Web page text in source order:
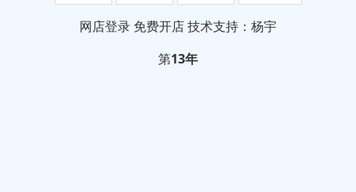
网店登录 免费开店技术支持：杨宇
第13年